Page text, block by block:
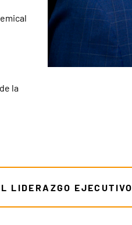
la
LIDERAZGO EJECUTIVO